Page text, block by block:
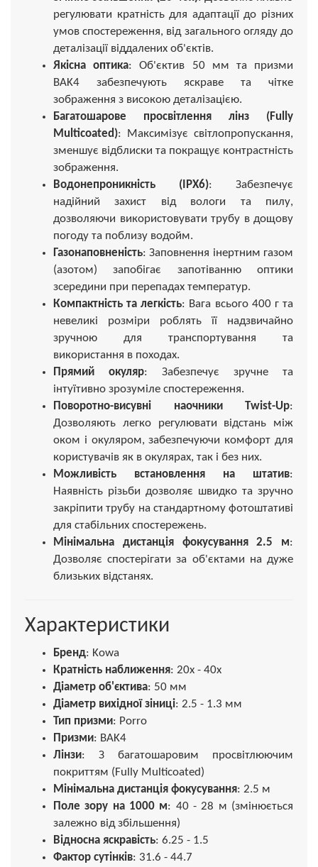
регулювати кратність для адаптації до різних
умов спостереження, від загального огляду до
деталізації віддалених об'єктів.
Якісна оптика: Об'єктив 50 мм та призми
BAK4 забезпечують яскраве та чітке
зображення з високою деталізацією.
Багатошарове просвітлення лінз (Fully
Multicoated): Максимізує світлопропускання,
зменшує відблиски та покращує контрастність
зображення.
Водонепроникність (IPX6): Забезпечує
надійний захист від вологи та пилу,
дозволяючи використовувати трубу в дощову
погоду та поблизу водойм.
Газонаповненість: Заповнення інертним газом
(азотом) запобігає запотіванню оптики
зсередини при перепадах температур.
Компактність та легкість: Вага всього 400 г та
невеликі розміри роблять її надзвичайно
зручною для транспортування та
використання в походах.
Прямий окуляр: Забезпечує зручне та
інтуїтивно зрозуміле спостереження.
Поворотно-висувні наочники Twist-Up:
Дозволяють легко регулювати відстань між
оком і окуляром, забезпечуючи комфорт для
користувачів як в окулярах, так і без них.
Можливість встановлення на штатив:
Наявність різьби дозволяє швидко та зручно
закріпити трубу на стандартному фотоштативі
для стабільних спостережень.
Мінімальна дистанція фокусування 2.5 м:
Дозволяє спостерігати за об'єктами на дуже
близьких відстанях.
Характеристики
Бренд: Kowa
Кратність наближення: 20x - 40x
Діаметр об'єктива: 50 мм
Діаметр вихідної зіниці: 2.5 - 1.3 мм
Тип призми: Porro
Призми: BAK4
Лінзи: З багатошаровим просвітлюючим
покриттям (Fully Multicoated)
Мінімальна дистанція фокусування: 2.5 м
Поле зору на 1000 м: 40 - 28 м (змінюється
залежно від збільшення)
Відносна яскравість: 6.25 - 1.5
Фактор сутінків: 31.6 - 44.7